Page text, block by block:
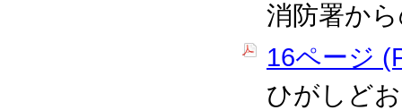
消防署か
16ページ
ひがしど